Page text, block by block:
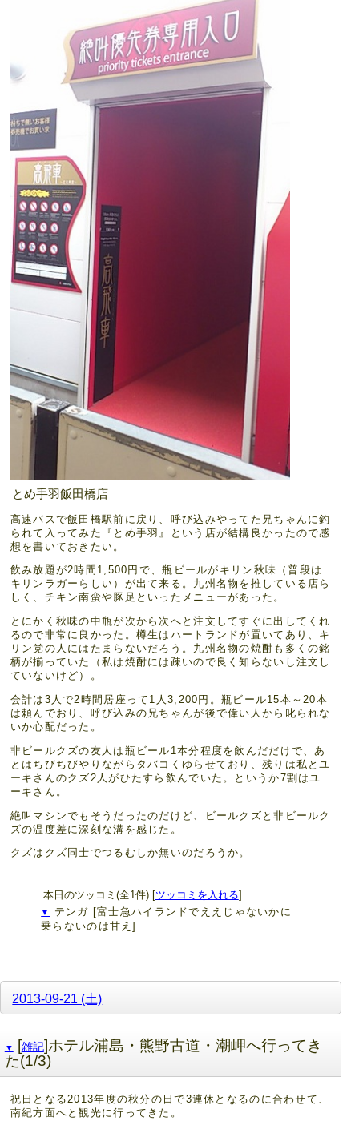
とめ手羽飯田橋店
高速バスで飯田橋駅前に戻り、呼び込みやってた兄ちゃんに釣
られて入ってみた『とめ手羽』という店が結構良かったので感
想を書いておきたい。
飲み放題が2時間1,500円で、瓶ビールがキリン秋味（普段は
キリンラガーらしい）が出て来る。九州名物を推している店ら
しく、チキン南蛮や豚足といったメニューがあった。
とにかく秋味の中瓶が次から次へと注文してすぐに出してくれ
るので非常に良かった。樽生はハートランドが置いてあり、キ
リン党の人にはたまらないだろう。九州名物の焼酎も多くの銘
柄が揃っていた（私は焼酎には疎いので良く知らないし注文し
ていないけど）。
会計は3人で2時間居座って1人3,200円。瓶ビール15本～20本
は頼んでおり、呼び込みの兄ちゃんが後で偉い人から叱られな
いか心配だった。
非ビールクズの友人は瓶ビール1本分程度を飲んだだけで、あ
とはちびちびやりながらタバコくゆらせており、残りは私とユ
ーキさんのクズ2人がひたすら飲んでいた。というか7割はユ
ーキさん。
絶叫マシンでもそうだったのだけど、ビールクズと非ビールク
ズの温度差に深刻な溝を感じた。
クズはクズ同士でつるむしか無いのだろうか。
本日のツッコミ(全1件) [ツッコミを入れる]
▼ テンガ [富士急ハイランドでええじゃないかに
乗らないのは甘え]
2013-09-21 (土)
▼ [雑記]ホテル浦島・熊野古道・潮岬へ行ってき
た(1/3)
祝日となる2013年度の秋分の日で3連休となるのに合わせて、
南紀方面へと観光に行ってきた。